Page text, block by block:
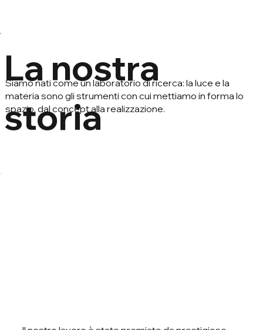
La nostra
storia
Siamo nati come un laboratorio di ricerca: la luce e la
materia sono gli strumenti con cui mettiamo in forma lo
spazio, dal concept alla realizzazione.